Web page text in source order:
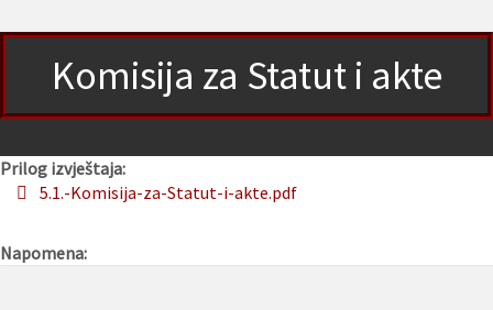
Komisija za Statut i akte
Prilog izvještaja:
5.1.-Komisija-za-Statut-i-akte.pdf
Napomena: